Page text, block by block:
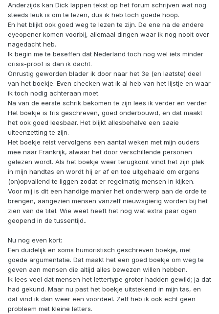
Anderzijds kan Dick lappen tekst op het forum schrijven wat nog
steeds leuk is om te lezen, dus ik heb toch goede hoop.
En het blijkt ook goed weg te lezen te zijn. De ene na de andere
eyeopener komen voorbij, allemaal dingen waar ik nog nooit over
nagedacht heb.
Ik begin me te beseffen dat Nederland toch nog wel iets minder
crisis-proof is dan ik dacht.
Onrustig geworden blader ik door naar het 3e (en laatste) deel
van het boekje. Even checken wat ik al heb van het lijstje en waar
ik toch nodig achteraan moet.
Na van de eerste schrik bekomen te zijn lees ik verder en verder.
Het boekje is fris geschreven, goed onderbouwd, en dat maakt
het ook goed leesbaar. Het blijkt allesbehalve een saaie
uiteenzetting te zijn.
Het boekje reist vervolgens een aantal weken met mijn ouders
mee naar Frankrijk, alwaar het door verschillende personen
gelezen wordt. Als het boekje weer terugkomt vindt het zijn plek
in mijn handtas en wordt hij er af en toe uitgehaald om ergens
(on)opvallend te liggen zodat er regelmatig mensen in kijken.
Voor mij is dit een handige manier het onderwerp aan de orde te
brengen, aangezien mensen vanzelf nieuwsgierig worden bij het
zien van de titel. Wie weet heeft het nog wat extra paar ogen
geopend in de tussentijd..
Nu nog even kort:
Een duidelijk en soms humoristisch geschreven boekje, met
goede argumentatie. Dat maakt het een goed boekje om weg te
geven aan mensen die altijd alles bewezen willen hebben.
Ik lees veel dat mensen het lettertype groter hadden gewild; ja dat
had gekund. Maar nu past het boekje uitstekend in mijn tas, en
dat vind ik dan weer een voordeel. Zelf heb ik ook echt geen
probleem met kleine letters.